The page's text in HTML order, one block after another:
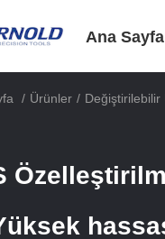
Ana Sayfa
/ Ürünler / Değiştirilebilir